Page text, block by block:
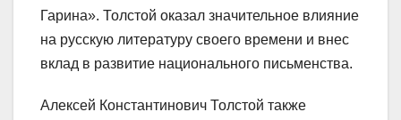
Гарина». Толстой оказал значительное влияние
на русскую литературу своего времени и внес
вклад в развитие национального письменства.
Алексей Константинович Толстой также